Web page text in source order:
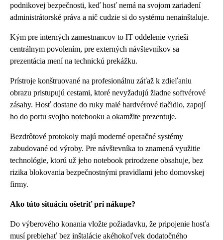
podnikovej bezpečnosti, keď hosť nemá na svojom zariadení
administrátorské práva a nič cudzie si do systému nenainštaluje.
Kým pre interných zamestnancov to IT oddelenie vyrieši
centrálnym povolením, pre externých návštevníkov sa
prezentácia mení na technickú prekážku.
Prístroje konštruované na profesionálnu záťaž k zdieľaniu
obrazu pristupujú cestami, ktoré nevyžadujú žiadne softvérové
zásahy. Hosť dostane do ruky malé hardvérové tlačidlo, zapojí
ho do portu svojho notebooku a okamžite prezentuje.
Bezdrôtové protokoly majú moderné operačné systémy
zabudované od výroby. Pre návštevníka to znamená využitie
technológie, ktorú už jeho notebook prirodzene obsahuje, bez
rizika blokovania bezpečnostnými pravidlami jeho domovskej
firmy.
Ako túto situáciu ošetriť pri nákupe?
Do výberového konania vložte požiadavku, že pripojenie hosťa
musí prebiehať bez inštalácie akéhokoľvek dodatočného